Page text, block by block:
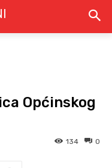
Općinskog
0
134